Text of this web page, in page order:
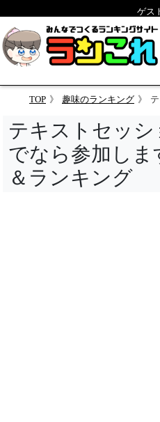
ゲス
TOP 趣味のランキング テキ
テキストセッシ
でなら参加しま
＆ランキング